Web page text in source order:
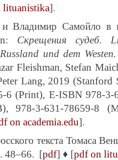
lituanistika].
Владимир Самойло в
Скрещения судеб.
und dem
Fleishman, Stefan
Lang, 2019 (Stanford
6 (Print), E‑ISBN 978-
978-3-631-78659-8
on academia.edu].
текста Томаса
48–66. [pdf] ♦ [pdf on